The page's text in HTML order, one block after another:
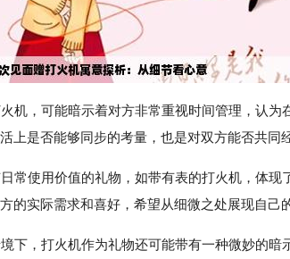
机，可能暗示着对方非常重视时间管理，认为
上是否能够同步的考量，也是对双方能否共同
常使用价值的礼物，如带有表的打火机，体现
的实际需求和喜好，希望从细微之处展现自己
下，打火机作为礼物还可能带有一种微妙的